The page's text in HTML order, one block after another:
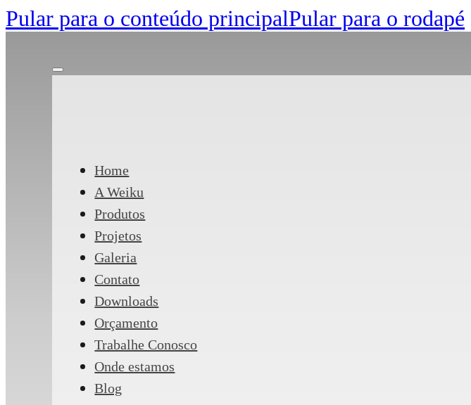
Pular para o conteúdo principalPular para o rodapé
Home
A Weiku
Produtos
Projetos
Galeria
Contato
Downloads
Orçamento
Trabalhe Conosco
Onde estamos
Blog